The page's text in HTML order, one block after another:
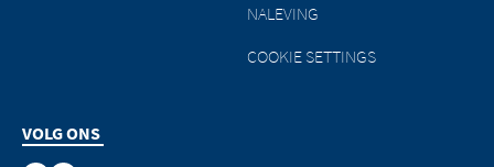
NALEVING
COOKIE SETTINGS
VOLG ONS